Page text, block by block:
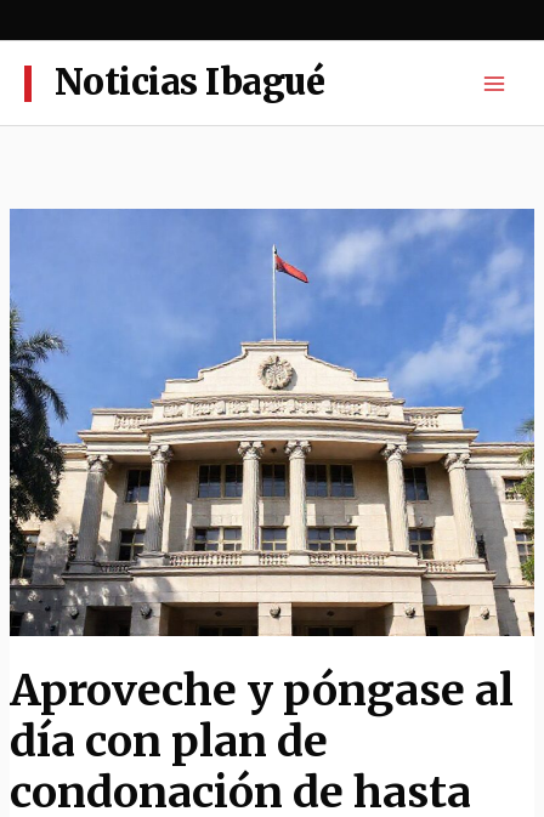
al
contenidoNoticias Ibagué
Aproveche y póngase al
día con plan de
condonación de hasta